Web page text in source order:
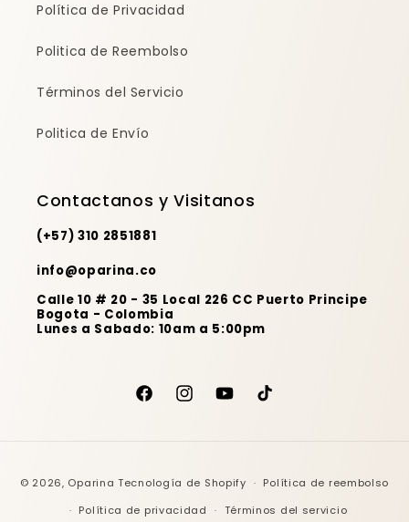
Política de Privacidad
Politica de Reembolso
Términos del Servicio
Politica de Envío
Contactanos y Visitanos
(+57) 310 2851881
info@oparina.co
Calle 10 # 20 - 35 Local 226 CC Puerto Principe
Bogota - Colombia
Lunes a Sabado: 10am a 5:00pm
FacebookInstagramYouTubeTikTok
de
pago
© 2026, Oparina Tecnología de Shopify
Política de reembolso
Política de privacidad
Términos del servicio